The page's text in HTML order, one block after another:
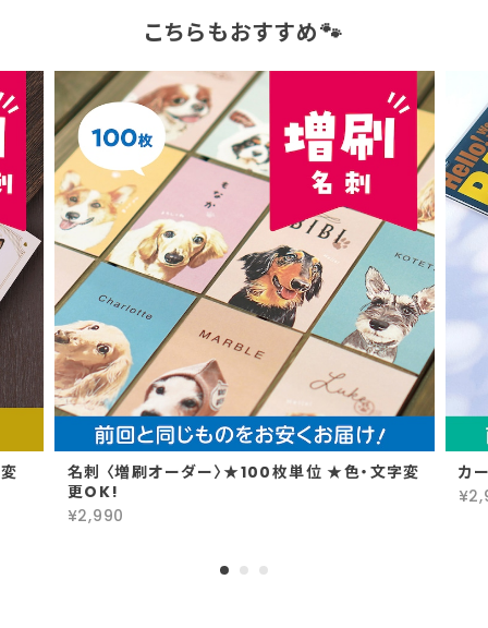
2025/12/09
可愛いプレート ありがとうございました。 大変気に
入りました。
2025/09/16
この度も迅速なご対応ありがとうございました😊
リピートオーダーありがとうございま
す！ オフ会やイベント楽しんできてくだ
さいね♪ またのオーダーお待ちしてお
ります。
2025/09/02
こちらもおすすめ🐾
名刺 〈増刷オーダー〉★100枚単位 ★色・文字変
更OK!
¥2,990
カ